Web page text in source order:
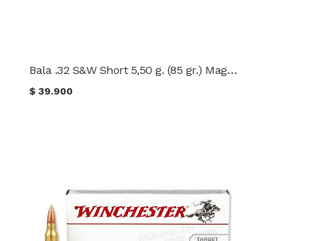
Bala .32 S&W Short 5,50 g. (85 gr.) Magtech
$39.900